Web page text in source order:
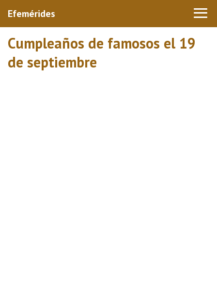
Efemérides
Cumpleaños de famosos el 19
de septiembre